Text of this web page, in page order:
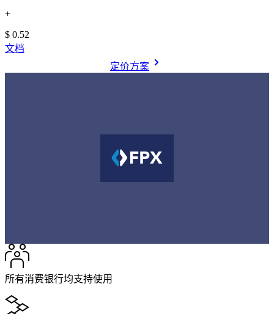
+
$ 0.52
文档
定价方案
所有消费银行均支持使用